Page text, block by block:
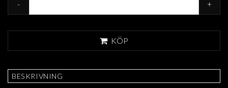
- +
KÖP
BESKRIVNING